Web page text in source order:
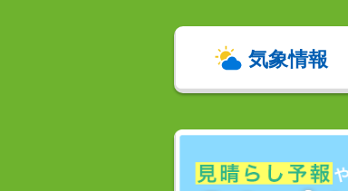
気象情報